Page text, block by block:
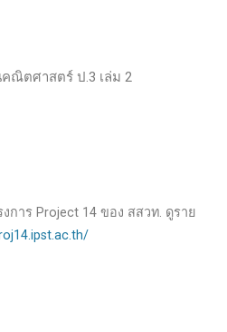
ณิตศาสตร์ ป.3 เล่ม 2
าร Project 14 ของ สสวท. ดูราย